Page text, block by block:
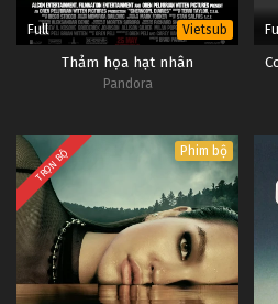
Full Vietsub
Thảm họa hạt nhân
Pandora
TRỌN BỘ Phim bộ